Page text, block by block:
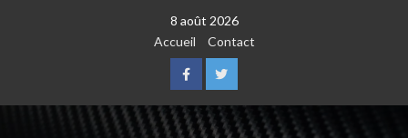
8 août 2026
Accueil
Contact
FacebookTwitter